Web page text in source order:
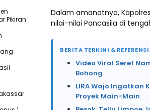
Dalam amanatnya,
nilai-nilai Pancasila di
BERITA TERKINI & REFERENSI
Video Viral Seret
Bohong
LIRA Wajo Ingatkan
Proyek Main-Main
Pikiran